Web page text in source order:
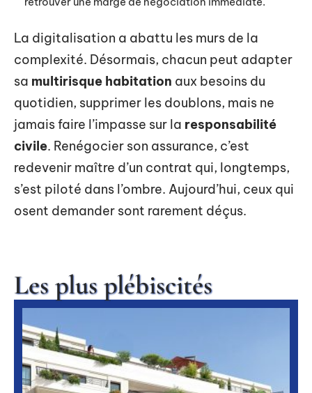
La digitalisation a abattu les murs de la
complexité. Désormais, chacun peut adapter
sa multirisque habitation aux besoins du
quotidien, supprimer les doublons, mais ne
jamais faire l’impasse sur la responsabilité
civile. Renégocier son assurance, c’est
redevenir maître d’un contrat qui, longtemps,
s’est piloté dans l’ombre. Aujourd’hui, ceux qui
osent demander sont rarement déçus.
Les plus plébiscités